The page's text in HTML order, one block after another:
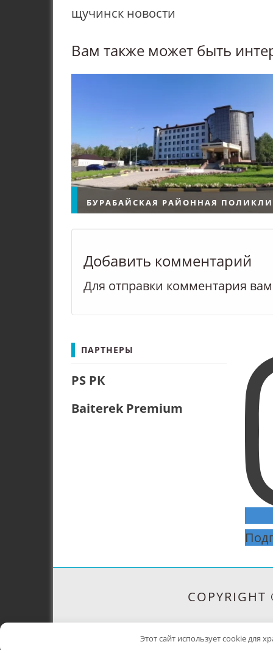
щучинск новости
Вам также может быть
БУРАБАЙСКАЯ РАЙОННАЯ
Щучинск Государственное
коммунальное предприятие на
хозяйственного ведения
при управлении
Акмолинской области (далее…)
Добавить комментарий
Для отправки комментария
ПАРТНЕРЫ
PS РК
Baiterek Premium
Этот сайт использует cookie для